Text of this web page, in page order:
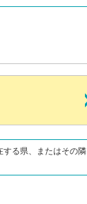
する県、またはその隣